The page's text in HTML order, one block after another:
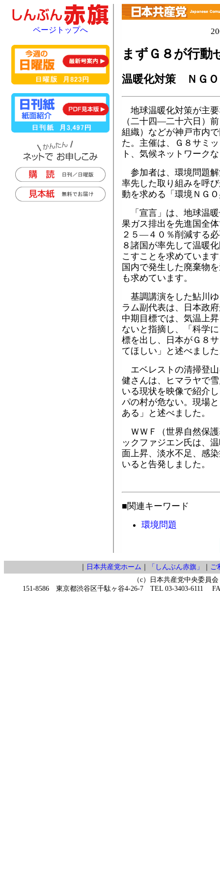
まずＧ８が行動
温暖化対策 ＮＧＯ
地球温暖化対策が主
（二十四―二十六日）
組織）などが神戸市内
た。主催は、Ｇ８サミ
ト、気候ネットワーク
参加者は、環境問題
率先した取り組みを呼
動を求める「環境ＮＧ
「宣言」は、地球温
果ガス排出を先進国全
２５―４０％削減する
８諸国が率先して温暖
こすことを求めていま
国内で発生した廃棄物
も求めています。
基調講演をした鮎川
ラム副代表は、日本政
中期目標では、気温上
ないと指摘し、「科学
標を出し、日本がＧ８
てほしい」と述べまし
エベレストの清掃登
健さんは、ヒマラヤで
いる現状を映像で紹介
パの村が危ない。現場
ある」と述べました。
ＷＷＦ（世界自然保
ックファジエン氏は、
面上昇、淡水不足、感
いると告発しました。
■関連キーワード
環境問題
ページトップへ
｜ 日本共産党ホーム ｜ 「しんぶん赤旗」 ｜ ご
（c）日本共産党中央委員会
151-8586 東京都渋谷区千駄ヶ谷4-26-7 TEL 03-3403-6111